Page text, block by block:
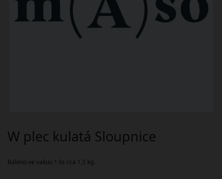
Baleno ve vakuu 1 ks cca 1,5 kg.
W plec kulatá Sloupnice